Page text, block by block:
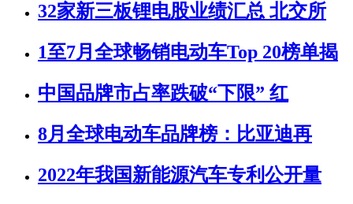
32家新三板锂电股业绩汇总 北交所
1至7月全球畅销电动车Top 20榜单揭
中国品牌市占率跌破“下限” 红
8月全球电动车品牌榜：比亚迪再
2022年我国新能源汽车专利公开量